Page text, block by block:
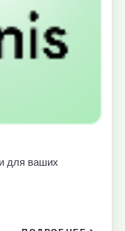
для ваших